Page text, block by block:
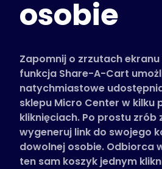
Obsługiwane
Polski (Polish)
osobie
Zapomnij o zrzutach
funkcja Share-A-Cart
natychmiastowe
sklepu Micro Center w kilku
kliknięciach. Po prostu zrób
wygeneruj link do swojego
dowolnej osobie. Odbiorca
ten sam koszyk jednym